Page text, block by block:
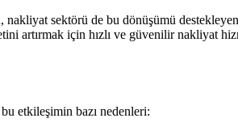
sektörü de bu dönüşümü
artırmak için hızlı ve güvenilir nakliyat
etkileşimin bazı nedenleri: